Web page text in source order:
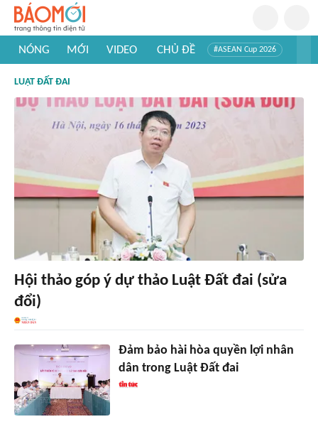
NÓNG MỚI VIDEO CHỦ ĐỀ #ASEAN Cup 2026
#Khám phá thế giới
LUẬT ĐẤT ĐAI
Hội thảo góp ý dự thảo Luật Đất đai (sửa
đổi)
Đảm bảo hài hòa quyền lợi nhân
dân trong Luật Đất đai